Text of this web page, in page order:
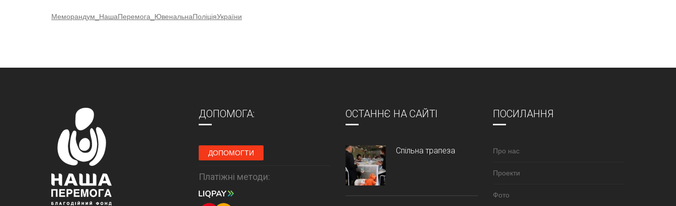
Меморандум_НашаПеремога_ЮвенальнаПоліціяУкраїни
ДОПОМОГА:
ДОПОМОГТИ
Платіжні методи:
ОСТАННЄ НА САЙТІ
Спільна трапеза
ПОСИЛАННЯ
Про нас
Проекти
Фото